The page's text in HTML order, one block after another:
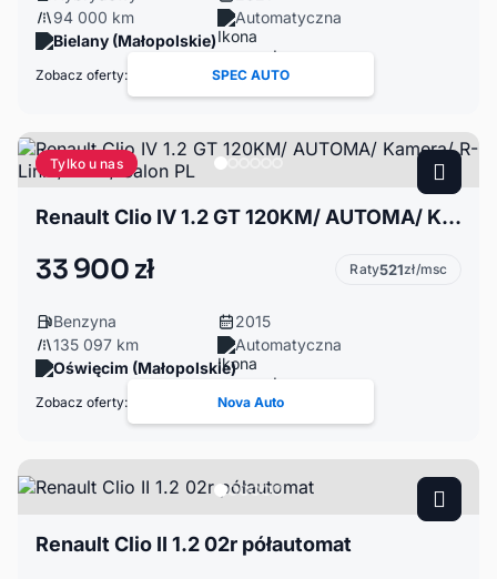
94 000 km
Automatyczna
Bielany (Małopolskie)
Zobacz oferty: SPEC AUTO
Tylko u nas
Renault Clio IV 1.2 GT 120KM/ AUTOMA/ Kamera/ R-Link / LED / Salon PL
33 900 zł Raty521zł/msc
Benzyna
2015
135 097 km
Automatyczna
Oświęcim (Małopolskie)
Zobacz oferty: Nova Auto
Renault Clio II 1.2 02r półautomat